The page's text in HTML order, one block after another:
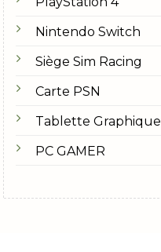
Nintendo Switch
Siège Sim Racing
Carte PSN
Tablette Graphique
PC GAMER